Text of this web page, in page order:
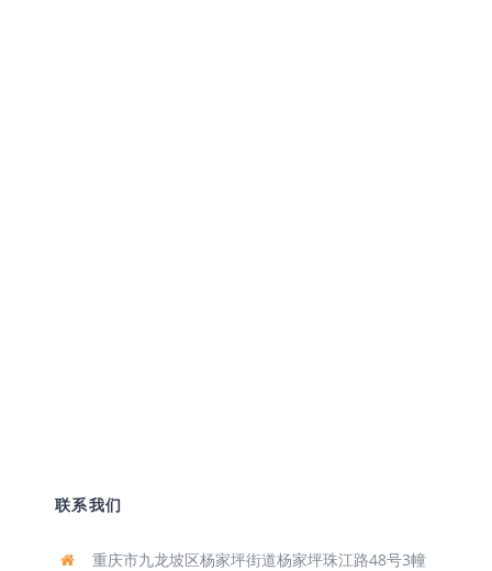
联系我们
重庆市九龙坡区杨家坪街道杨家坪珠江路48号3幢